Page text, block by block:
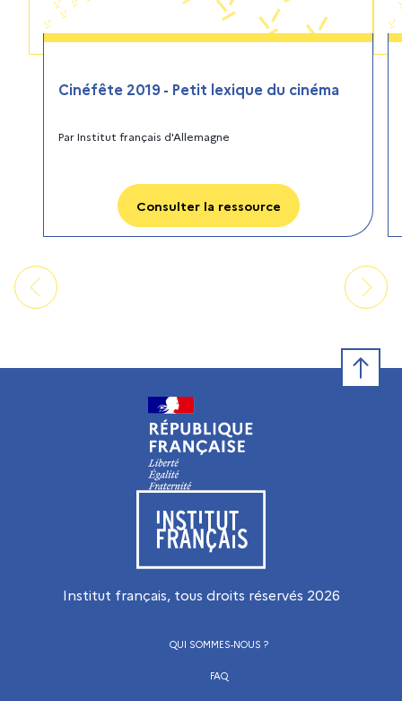
Cinéfête 2019 - Petit lexique du cinéma
ParInstitut français d'Allemagne
Consulter la ressource
Visiter le site de l’Institut français
Institut français, tous droits réservés 2026
QUI SOMMES-NOUS ?
FAQ